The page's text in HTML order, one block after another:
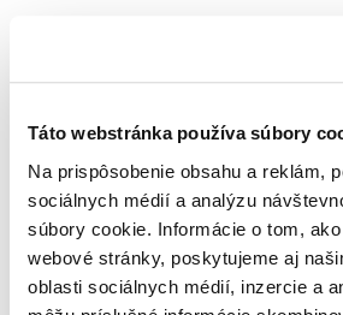
Táto webstránka používa súbory
Na prispôsobenie obsahu a reklám,
sociálnych médií a analýzu
súbory cookie. Informácie o tom,
webové stránky, poskytujeme aj
oblasti sociálnych médií, inzercie a